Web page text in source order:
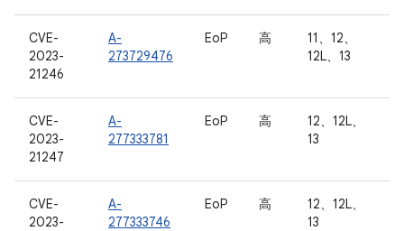
CVE-
2023-
21246
A-
273729476
EoP 高
11、12、
12L、13
CVE-
2023-
21247
A-
277333781
EoP 高
12、12L、
13
CVE-
2023-
A-
277333746
EoP 高
12、12L、
13